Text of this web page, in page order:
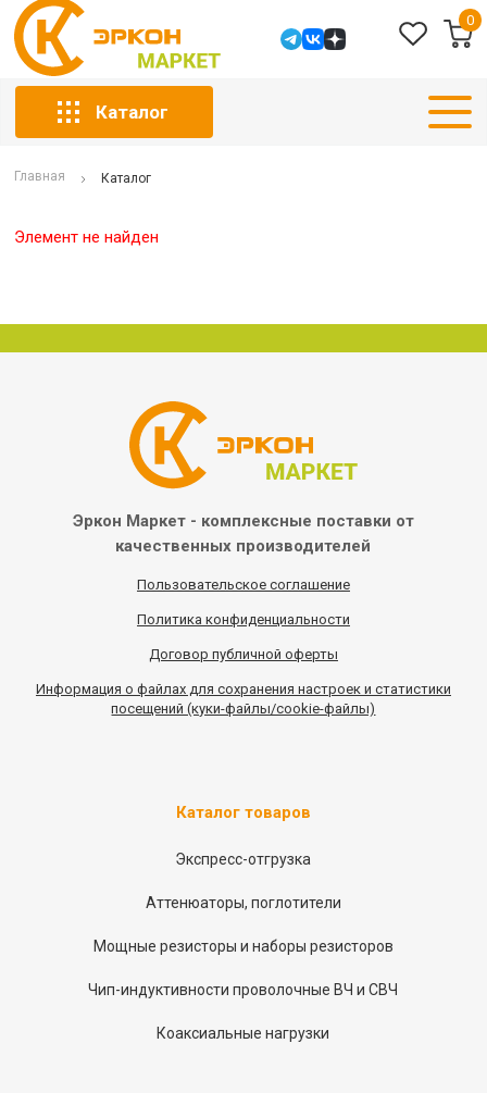
0
Каталог
Главная Каталог
Элемент не найден
Эркон Маркет - комплексные поставки от
качественных производителей
Пользовательское соглашение
Политика конфиденциальности
Договор публичной оферты
Информация о файлах для сохранения настроек и статистики
посещений (куки-файлы/cookie-файлы)
Каталог товаров
Экспресс-отгрузка
Аттенюаторы, поглотители
Мощные резисторы и наборы резисторов
Чип-индуктивности проволочные ВЧ и СВЧ
Коаксиальные нагрузки